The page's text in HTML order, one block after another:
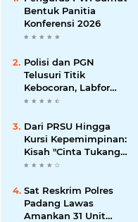
Bentuk Panitia
Konferensi 2026
Polisi dan PGN
Telusuri Titik
Kebocoran, Labfor
Pastikan Ledakan
Akumulasi Gas
Dari PRSU Hingga
Kursi Kepemimpinan:
Kisah "Cinta Tukang
Parkir"
Sat Reskrim Polres
Padang Lawas
Amankan 31 Unit